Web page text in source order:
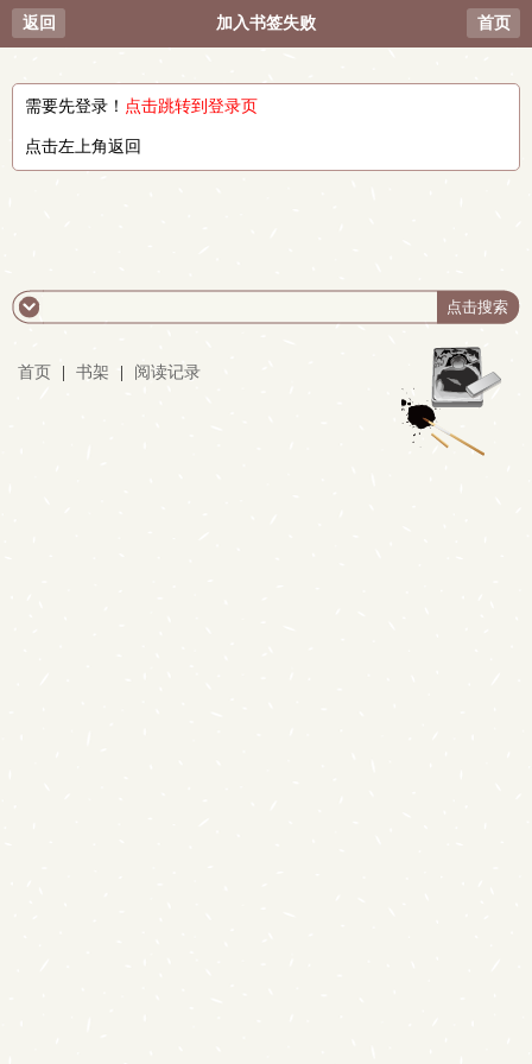
返回 加入书签失败 首页
需要先登录！ 点击跳转到登录页
点击左上角返回
首页 书架 阅读记录